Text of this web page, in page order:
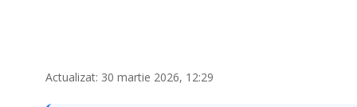
Actualizat: 30 martie 2026, 12:29